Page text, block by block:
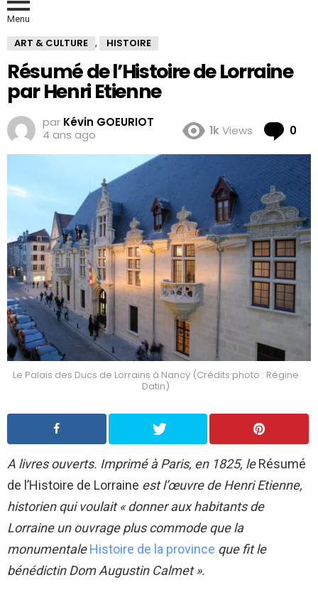
Menu
ART & CULTURE , HISTOIRE
Résumé de l’Histoire de Lorraine
par Henri Etienne
par Kévin GOEURIOT
4 ans ago
1kViews 0
Le Palais des Ducs de Lorrains à Nancy (Crédits photo : Régine
Datin)
A livres ouverts. Imprimé à Paris, en 1825, leRésumé
de l’Histoire de Lorraine est l’œuvre de Henri Etienne,
historien qui voulait « donner aux habitants de
Lorraine un ouvrage plus commode que la
monumentaleHistoire de la province que fit le
bénédictin Dom Augustin Calmet ».